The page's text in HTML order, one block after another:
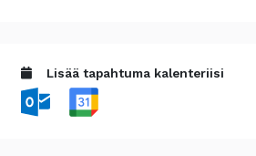
Lisää tapahtuma kalenteriisi